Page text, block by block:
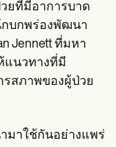
ยที่มีอาการบาด
กบกพร่องพัฒนา
Jennett ที่มหา
แนวทางที่มี
รสภาพของผู้ป่วย
มาใช้กันอย่างแพร่